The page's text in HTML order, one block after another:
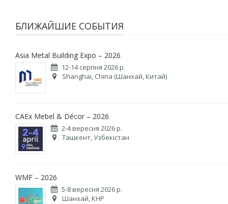
БЛИЖАЙШИЕ СОБЫТИЯ
Asia Metal Building Expo – 2026
12-14 серпня 2026 р.
Shanghai, China (Шанхай, Китай)
CAEx Mebel & Décor – 2026
2-4 вересня 2026 р.
Ташкент, Узбекістан
WMF – 2026
5-8 вересня 2026 р.
Шанхай, КНР